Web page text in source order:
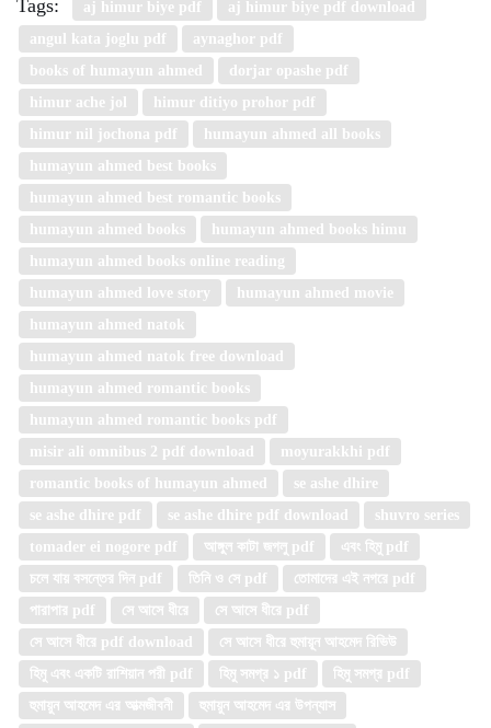
Tags:
aj himur biye pdf
aj himur biye pdf download
angul kata joglu pdf
aynaghor pdf
books of humayun ahmed
dorjar opashe pdf
himur ache jol
himur ditiyo prohor pdf
himur nil jochona pdf
humayun ahmed all books
humayun ahmed best books
humayun ahmed best romantic books
humayun ahmed books
humayun ahmed books himu
humayun ahmed books online reading
humayun ahmed love story
humayun ahmed movie
humayun ahmed natok
humayun ahmed natok free download
humayun ahmed romantic books
humayun ahmed romantic books pdf
misir ali omnibus 2 pdf download
moyurakkhi pdf
romantic books of humayun ahmed
se ashe dhire
se ashe dhire pdf
se ashe dhire pdf download
shuvro series
tomader ei nogore pdf
আঙ্গুল কাটা জগলু pdf
এবং হিমু pdf
চলে যায় বসন্তের দিন pdf
তিনি ও সে pdf
তোমাদের এই নগরে pdf
পারাপার pdf
সে আসে ধীরে
সে আসে ধীরে pdf
সে আসে ধীরে pdf download
সে আসে ধীরে হুমায়ূন আহমেদ রিভিউ
হিমু এবং একটি রাশিয়ান পরী pdf
হিমু সমগ্র ১ pdf
হিমু সমগ্র pdf
হুমায়ুন আহমেদ এর আত্মজীবনী
হুমায়ুন আহমেদ এর উপন্যাস